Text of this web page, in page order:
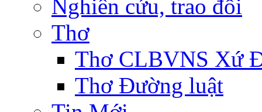
Nghiên cứu, trao đổi
Thơ
Thơ CLBVNS Xứ
Thơ Đường luật